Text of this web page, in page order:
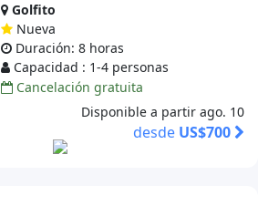
Golfito
Nueva
Duración: 8 horas
Capacidad : 1-4 personas
Cancelación gratuita
Disponible a partir ago. 10
desde US$700